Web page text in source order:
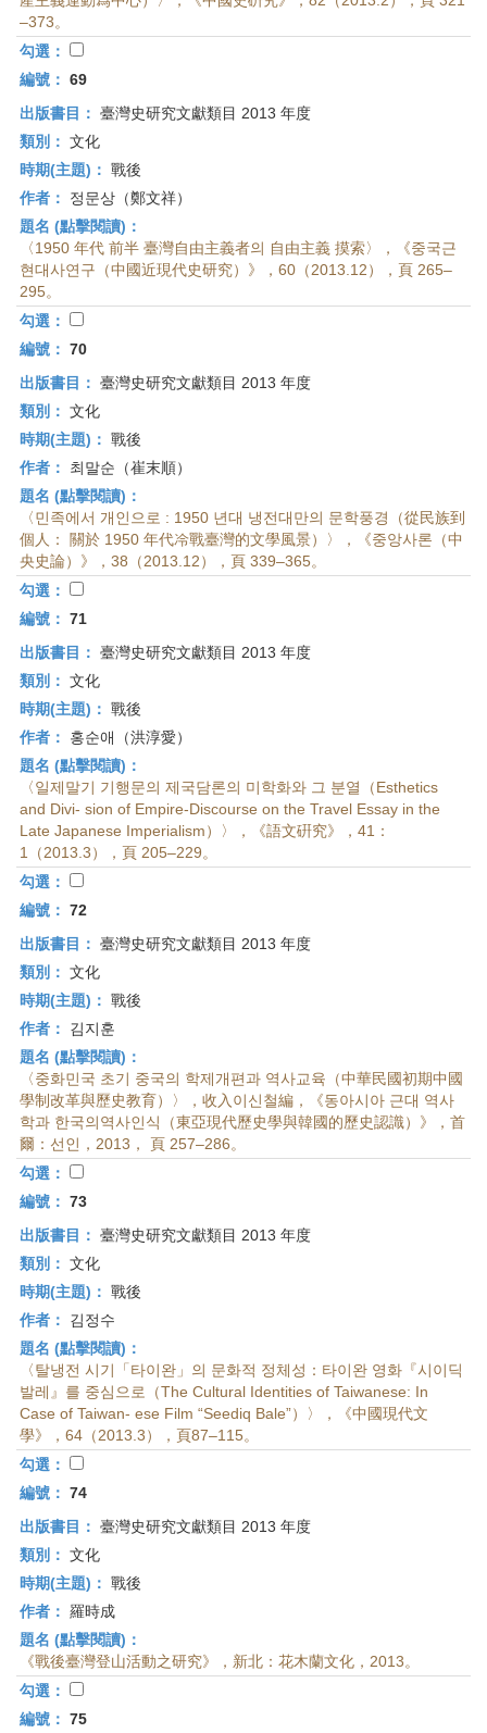
–373。
勾選：
編號： 69
出版書目： 臺灣史研究文獻類目 2013 年度
類別： 文化
時期(主題)： 戰後
作者：
정문상（鄭文祥）
題名 (點擊閱讀)：
〈1950 年代 前半 臺灣自由主義者의 自由主義 摸索〉，《중국근
현대사연구（中國近現代史研究）》，60（2013.12），頁 265–
295。
勾選：
編號： 70
出版書目： 臺灣史研究文獻類目 2013 年度
類別： 文化
時期(主題)： 戰後
作者：
최말순（崔末順）
題名 (點擊閱讀)：
〈민족에서 개인으로 : 1950 년대 냉전대만의 문학풍경（從民族到
個人： 關於 1950 年代冷戰臺灣的文學風景）〉，《중앙사론（中
央史論）》，38（2013.12），頁 339–365。
勾選：
編號： 71
出版書目： 臺灣史研究文獻類目 2013 年度
類別： 文化
時期(主題)： 戰後
作者：
홍순애（洪淳愛）
題名 (點擊閱讀)：
〈일제말기 기행문의 제국담론의 미학화와 그 분열（Esthetics
and Divi- sion of Empire-Discourse on the Travel Essay in the
Late Japanese Imperialism）〉，《語文硏究》，41：
1（2013.3），頁 205–229。
勾選：
編號： 72
出版書目： 臺灣史研究文獻類目 2013 年度
類別： 文化
時期(主題)： 戰後
作者：
김지훈
題名 (點擊閱讀)：
〈중화민국 초기 중국의 학제개편과 역사교육（中華民國初期中國
學制改革與歷史教育）〉，收入이신철編，《동아시아 근대 역사
학과 한국의역사인식（東亞現代歷史學與韓國的歷史認識）》，首
爾：선인，2013， 頁 257–286。
勾選：
編號： 73
出版書目： 臺灣史研究文獻類目 2013 年度
類別： 文化
時期(主題)： 戰後
作者：
김정수
題名 (點擊閱讀)：
〈탈냉전 시기「타이완」의 문화적 정체성：타이완 영화『시이딕
발레』를 중심으로（The Cultural Identities of Taiwanese: In
Case of Taiwan- ese Film “Seediq Bale”）〉，《中國現代文
學》，64（2013.3），頁87–115。
勾選：
編號： 74
出版書目： 臺灣史研究文獻類目 2013 年度
類別： 文化
時期(主題)： 戰後
作者： 羅時成
題名 (點擊閱讀)：
《戰後臺灣登山活動之研究》，新北：花木蘭文化，2013。
勾選：
編號： 75